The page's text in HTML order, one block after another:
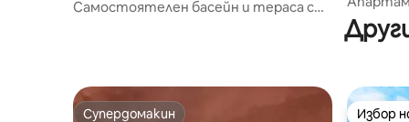
Самостоятелен басейн и тераса с
Азия -
Супердомакин Избор